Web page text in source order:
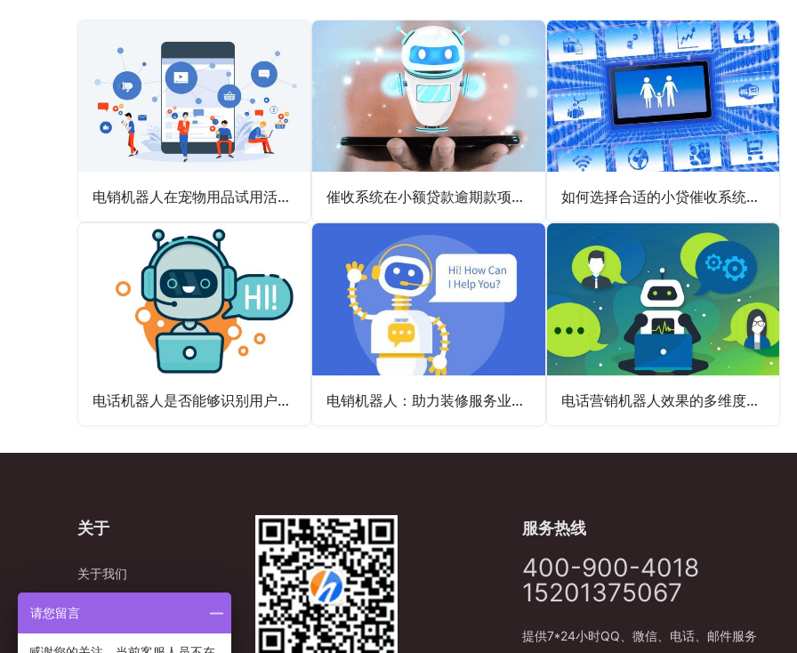
电销机器人在宠物用品试用活动邀请中增加用户体验的应用 催收系统在小额贷款逾期款项催收场景的实施要点 如何选择合适的小贷催收系统供应商？
电话机器人是否能够识别用户的情绪？ 电销机器人：助力装修服务业务效率腾飞 电话营销机器人效果的多维度分析
关于
关于我们
资质&荣誉
成功案例
服务热线
400-900-4018
15201375067
提供7*24小时QQ、微信、电话、邮件服务
请您留言